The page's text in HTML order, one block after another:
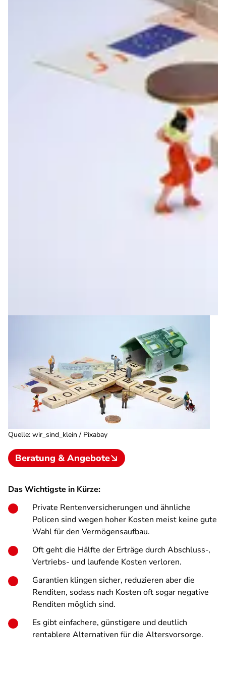
Quelle: wir_sind_klein / Pixabay
Beratung & Angebote
Das Wichtigste in Kürze:
Private Rentenversicherungen und ähnliche
Policen sind wegen hoher Kosten meist keine gute
Wahl für den Vermögensaufbau.
Oft geht die Hälfte der Erträge durch Abschluss-,
Vertriebs- und laufende Kosten verloren.
Garantien klingen sicher, reduzieren aber die
Renditen, sodass nach Kosten oft sogar negative
Renditen möglich sind.
Es gibt einfachere, günstigere und deutlich
rentablere Alternativen für die Altersvorsorge.